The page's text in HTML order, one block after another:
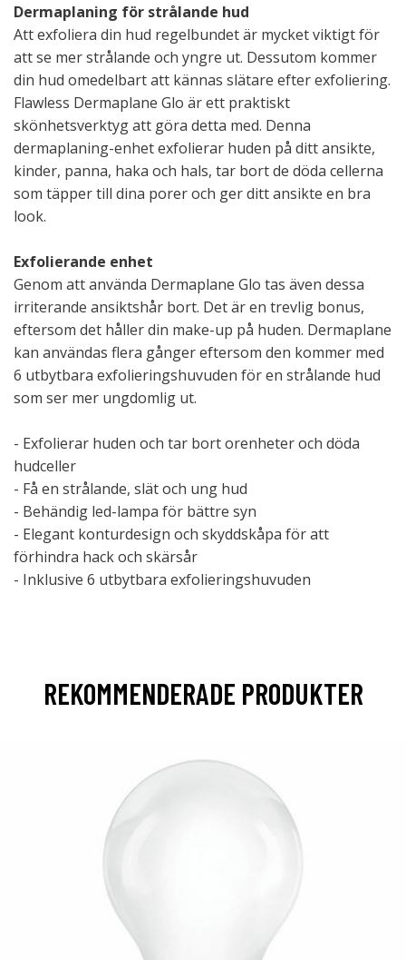
Dermaplaning för strålande hud
Att exfoliera din hud regelbundet är mycket viktigt för
att se mer strålande och yngre ut. Dessutom kommer
din hud omedelbart att kännas slätare efter exfoliering.
Flawless Dermaplane Glo är ett praktiskt
skönhetsverktyg att göra detta med. Denna
dermaplaning-enhet exfolierar huden på ditt ansikte,
kinder, panna, haka och hals, tar bort de döda cellerna
som täpper till dina porer och ger ditt ansikte en bra
look.
Exfolierande enhet
Genom att använda Dermaplane Glo tas även dessa
irriterande ansiktshår bort. Det är en trevlig bonus,
eftersom det håller din make-up på huden. Dermaplane
kan användas flera gånger eftersom den kommer med
6 utbytbara exfolieringshuvuden för en strålande hud
som ser mer ungdomlig ut.
- Exfolierar huden och tar bort orenheter och döda
hudceller
- Få en strålande, slät och ung hud
- Behändig led-lampa för bättre syn
- Elegant konturdesign och skyddskåpa för att
förhindra hack och skärsår
- Inklusive 6 utbytbara exfolieringshuvuden
REKOMMENDERADE PRODUKTER